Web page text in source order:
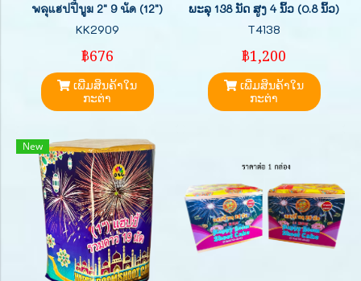
พลุแฮปปี้บูม 2" 9 นัด (12")
KK2909
฿676
ເພີ່ມສິນຄ້າໃນ
ກະຕ່າ
ພະລຸ 138 ນັດ ສູງ 4 ນິ້ວ (0.8 ນິ້ວ)
T4138
฿1,200
ເພີ່ມສິນຄ້າໃນ
ກະຕ່າ
New